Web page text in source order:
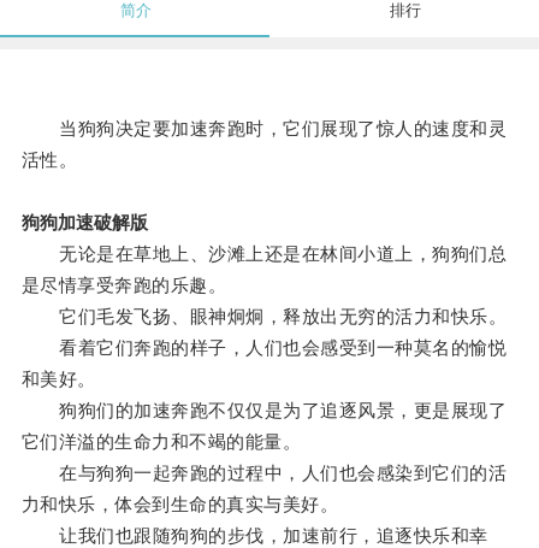
简介 排行
当狗狗决定要加速奔跑时，它们展现了惊人的速度和灵
活性。
狗狗加速破解版
无论是在草地上、沙滩上还是在林间小道上，狗狗们总
是尽情享受奔跑的乐趣。
它们毛发飞扬、眼神炯炯，释放出无穷的活力和快乐。
看着它们奔跑的样子，人们也会感受到一种莫名的愉悦
和美好。
狗狗们的加速奔跑不仅仅是为了追逐风景，更是展现了
它们洋溢的生命力和不竭的能量。
在与狗狗一起奔跑的过程中，人们也会感染到它们的活
力和快乐，体会到生命的真实与美好。
让我们也跟随狗狗的步伐，加速前行，追逐快乐和幸